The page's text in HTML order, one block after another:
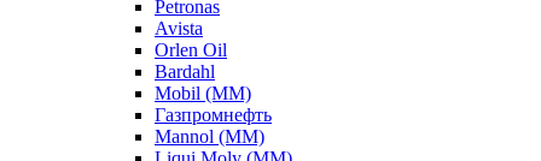
Petronas
Avista
Orlen Oil
Bardahl
Mobil (ММ)
Газпромнефть
Mannol (ММ)